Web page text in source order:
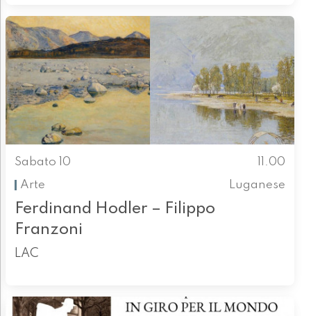
Sabato 10
11.00
Arte
Luganese
Ferdinand Hodler – Filippo
Franzoni
LAC